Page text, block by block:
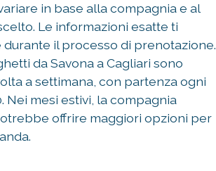
in base alla compagnia e al
Le informazioni esatte ti
il processo di prenotazione.
da Savona a Cagliari sono
a settimana, con partenza ogni
Nei mesi estivi, la compagnia
offrire maggiori opzioni per